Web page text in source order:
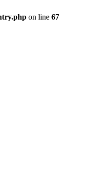
on line 67